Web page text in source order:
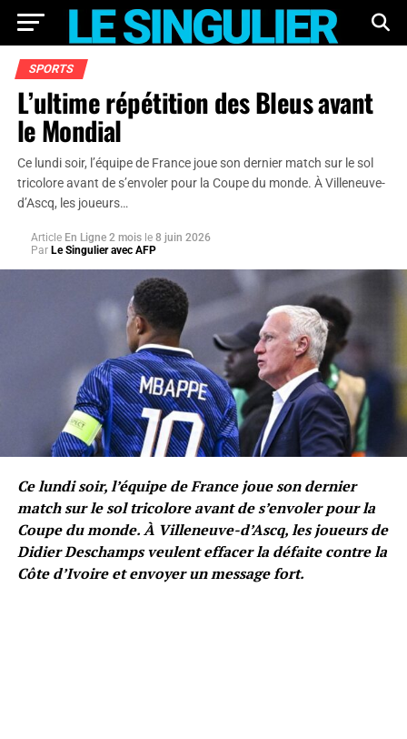
SPORTS
L’ultime répétition des Bleus avant
le Mondial
Ce lundi soir, l’équipe de France joue son dernier match sur le sol
tricolore avant de s’envoler pour la Coupe du monde. À Villeneuve-
d’Ascq, les joueurs…
Article En Ligne 2 mois le 8 juin 2026
Par Le Singulier avec AFP
Ce lundi soir, l’équipe de France joue son dernier
match sur le sol tricolore avant de s’envoler pour la
Coupe du monde. À Villeneuve-d’Ascq, les joueurs de
Didier Deschamps veulent effacer la défaite contre la
Côte d’Ivoire et envoyer un message fort.